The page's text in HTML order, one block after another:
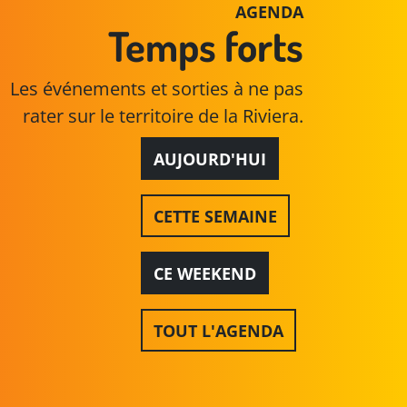
AGENDA
Temps forts
Les événements et sorties à ne pas
rater sur le territoire de la Riviera.
AUJOURD'HUI
CETTE SEMAINE
CE WEEKEND
TOUT L'AGENDA